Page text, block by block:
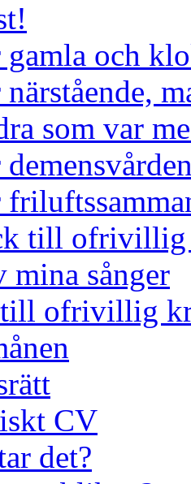
och
som var
till ofrivillig
mina sånger
ofrivillig
CV
det?